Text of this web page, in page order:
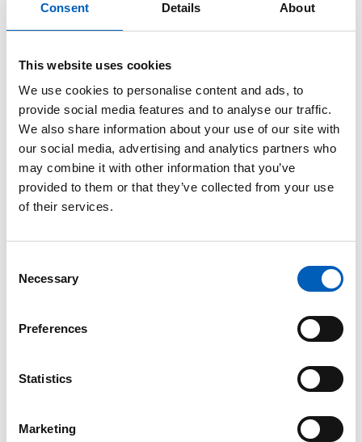
Consent Details About
This website uses cookies
We use cookies to personalise content and ads, to
provide social media features and to analyse our traffic.
We also share information about your use of our site with
our social media, advertising and analytics partners who
may combine it with other information that you’ve
provided to them or that they’ve collected from your use
of their services.
Necessary
Preferences
Statistics
Marketing
inne for rettigheter til alle
plattformarbeidere
Kunstig intelligens og
plattformøkonomien kan svekke
arbeidstakeres rettigheter dersom
utviklingen ikke reguleres, ifølge LOs
nestleder Are Tomasgard.